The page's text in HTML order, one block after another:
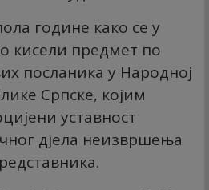
године како се у
кисели предмет по
посланика у Народној
Српске, којим
уставност
дјела неизвршења